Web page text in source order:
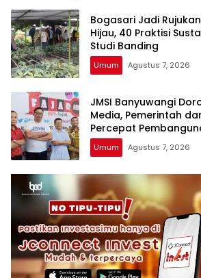
Bogasari Jadi
Hijau, 40 Praktisi
Studi Banding
Umum Agustus 7, 2026
JMSI Banyuwangi
Media, Pemerintah
Percepat
Umum Agustus 7, 2026